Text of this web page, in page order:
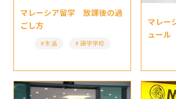
マレーシア留学 放課後の過
ごし方
生活 語学学校
マレー
ュール